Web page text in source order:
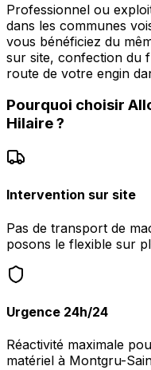
Professionnel ou
dans les communes
vous bénéficiez du
sur site, confection du
route de votre engin
Pourquoi choisir
Hilaire?
Intervention sur site
Pas de transport de
posons le flexible sur
Urgence 24h/24
Réactivité maximale
matériel à Montgru-